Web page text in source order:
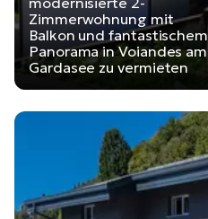
Zimmerwohnung mit
Balkon und fantastischem
Panorama in Voiandes am
Gardasee zu vermieten